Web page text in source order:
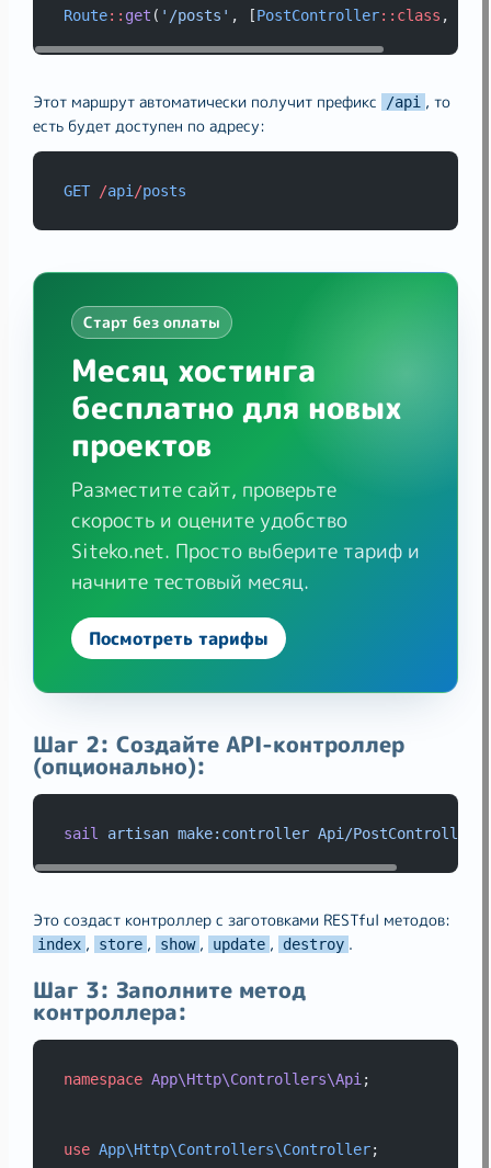
Route:: get ( '/posts' , [PostController::class ,
Этот маршрут автоматически получит префикс /api , то
есть будет доступен по адресу:
GET /api /posts
Старт без оплаты
Месяц хостинга
бесплатно для новых
проектов
Разместите сайт, проверьте
скорость и оцените удобство
Siteko.net. Просто выберите тариф и
начните тестовый месяц.
Посмотреть тарифы
Шаг 2: Создайте API-контроллер
(опционально):
sail artisan make:controller Api/PostController
Это создаст контроллер с заготовками RESTful методов:
index , store , show , update , destroy .
Шаг 3: Заполните метод
контроллера:
namespace App\Http\Controllers\Api ;
use App\Http\Controllers\Controller;